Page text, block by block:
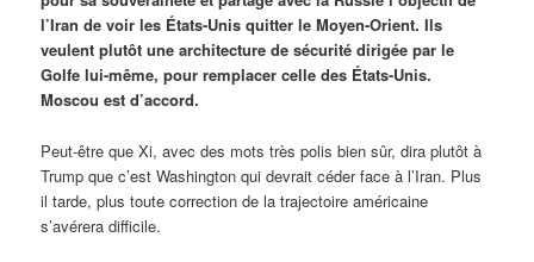
l’Iran de voir les États-Unis quitter le Moyen-Orient. Ils
veulent plutôt une architecture de sécurité dirigée par le
Golfe lui-même, pour remplacer celle des États-Unis.
Moscou est d’accord.
Peut-être que Xi, avec des mots très polis bien sûr, dira plutôt à
Trump que c’est Washington qui devrait céder face à l’Iran. Plus
il tarde, plus toute correction de la trajectoire américaine
s’avérera difficile.